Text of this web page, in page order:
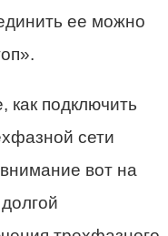
ее можно
как подключить
сети
вот на